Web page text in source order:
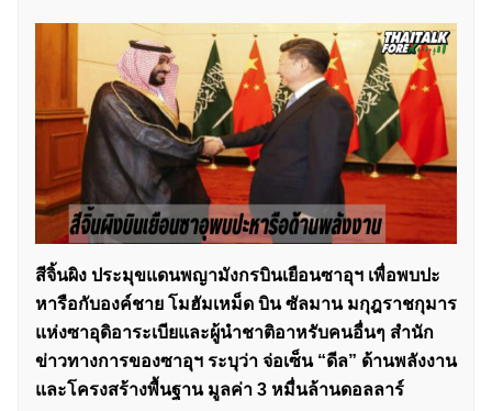
สีจิ้นผิง ประมุขแดนพญามังกรบินเยือนซาอุฯ เพื่อพบปะ
หารือกับองค์ชาย โมฮัมเหม็ด บิน ซัลมาน มกุฎราชกุมาร
แห่งซาอุดิอาระเบียและผู้นำชาติอาหรับคนอื่นๆ สำนัก
ข่าวทางการของซาอุฯ ระบุว่า จ่อเซ็น “ดีล” ด้านพลังงาน
และโครงสร้างพื้นฐาน มูลค่า 3 หมื่นล้านดอลลาร์